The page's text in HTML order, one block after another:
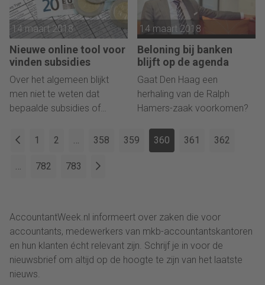
14 maart 2018
Nieuwe online tool voor
vinden subsidies
Over het algemeen blijkt
men niet te weten dat
bepaalde subsidies of
veelal onvoldoende tijd en
professionele
14 maart 2018
Beloning bij banken
blijft op de agenda
Gaat Den Haag een
herhaling van de Ralph
Hamers-zaak voorkomen?
1 2 … 358 359 360 361 362
… 782 783
AccountantWeek.nl informeert over zaken die voor
accountants, medewerkers van mkb-accountantskantoren
en hun klanten écht relevant zijn. Schrijf je in voor de
nieuwsbrief om altijd op de hoogte te zijn van het laatste
nieuws.